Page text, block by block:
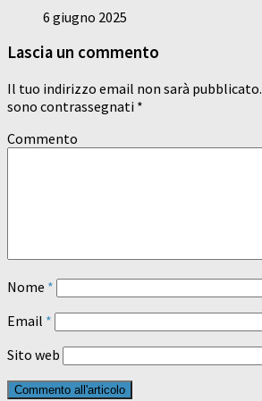
6 giugno 2025
Lascia un commento
Il tuo indirizzo email non sarà pubblicato.
sono contrassegnati *
Commento
Nome *
Email *
Sito web